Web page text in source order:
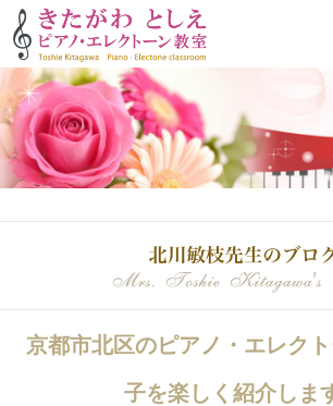
京都市北区のピアノ・エレク
子を楽しく紹介しま